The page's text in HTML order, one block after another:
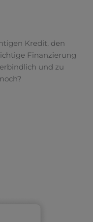
Kredit, den
Finanzierung
und zu